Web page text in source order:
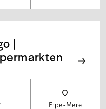
|
Erpe-Mere